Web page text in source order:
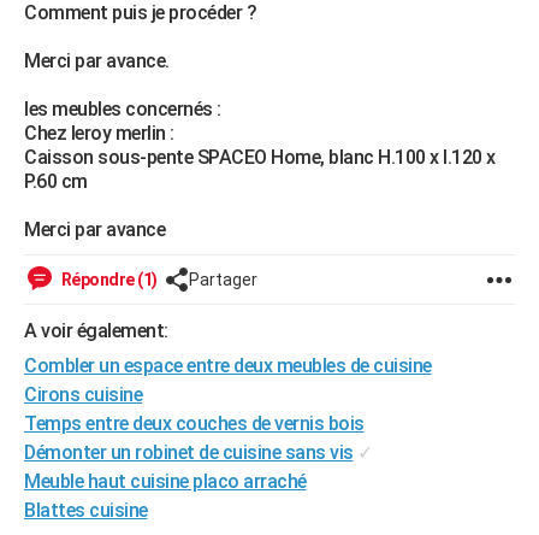
Modes de vie
Alimentation
Guide de la santé
Maladies
Médicaments
Sommeil
Destinations
City break
Voyage nature
Voyage de noces
Forum
Climat
+PHOTO
GUIDES D'ACHAT
BONS PLANS
CARTE DE VOEUX
Carte de Noël
Carte Bonne année
Carte Saint-Valentin
Carte Pâques
Carte d'anniversaire
DICTIONNAIRE
Dictionnaire
Biographies
Citations
Expressions
Proverbes
PROGRAMME TV
COPAINS D'AVANT
S'inscrire
Se connecter
Lycées
Collèges
Primaires
Universités
Entreprises
Service militaire
Avis de recherche
AVIS DE DÉCÈS
FORUM
Comment puis je procéder ?
Merci par avance.
les meubles concernés :
Chez leroy merlin :
Caisson sous-pente SPACEO Home, blanc H.100 x l.120 x
P.60 cm
Merci par avance
Répondre (1) Partager
A voir également:
Combler un espace entre deux meubles de cuisine
Cirons cuisine
Temps entre deux couches de vernis bois
Démonter un robinet de cuisine sans vis ✓
Meuble haut cuisine placo arraché
Blattes cuisine